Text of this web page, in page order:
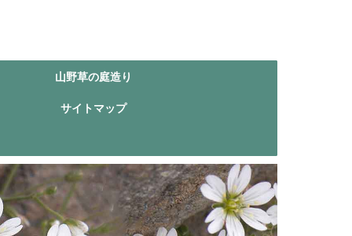
山野草の庭造り
サイトマップ